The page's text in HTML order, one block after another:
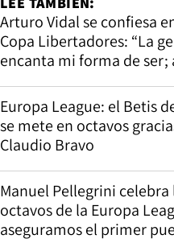
Arturo Vidal se confiesa
Copa Libertadores: “La
encanta mi forma de ser;
Europa League: el Betis
se mete en octavos
Claudio Bravo
Manuel Pellegrini
octavos de la Europa
aseguramos el primer